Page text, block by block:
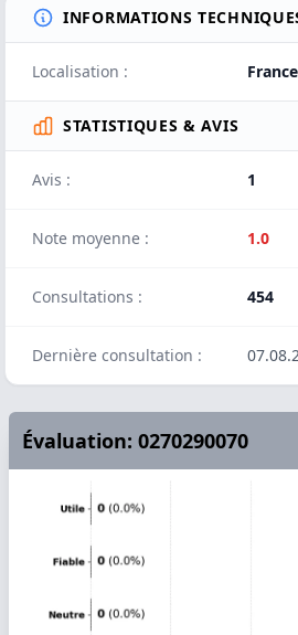
INFORMATIONS
Localisation : France
STATISTIQUES & AVIS
Avis : 1
Note moyenne : 1.0
Consultations : 454
Dernière consultation :
Évaluation: 0270290070